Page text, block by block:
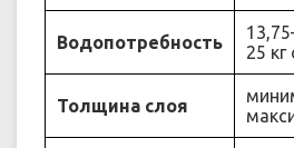
Водопотребность
25 кг
Толщина слоя